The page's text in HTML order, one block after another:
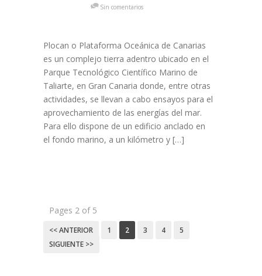
Sin comentarios
Plocan o Plataforma Oceánica de Canarias
es un complejo tierra adentro ubicado en el
Parque Tecnológico Científico Marino de
Taliarte, en Gran Canaria donde, entre otras
actividades, se llevan a cabo ensayos para el
aprovechamiento de las energías del mar.
Para ello dispone de un edificio anclado en
el fondo marino, a un kilómetro y […]
Pages 2 of 5
<< ANTERIOR 1 2 3 4
5
SIGUIENTE >>